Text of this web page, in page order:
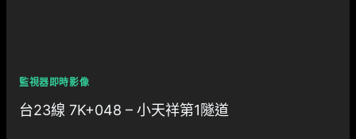
監視器即時影像
台23線 7K+048 – 小天祥第1隧道